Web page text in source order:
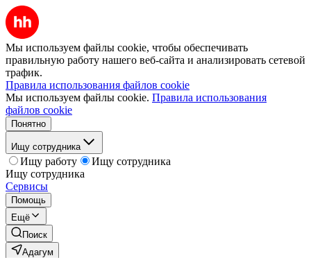
Мы используем файлы cookie, чтобы обеспечивать
правильную работу нашего веб-сайта и анализировать сетевой
трафик.
Правила использования файлов cookie
Мы используем файлы cookie. Правила использования
файлов cookie
Понятно
Ищу сотрудника
Ищу работу
Ищу сотрудника
Ищу сотрудника
Сервисы
Помощь
Ещё
Поиск
Адагум